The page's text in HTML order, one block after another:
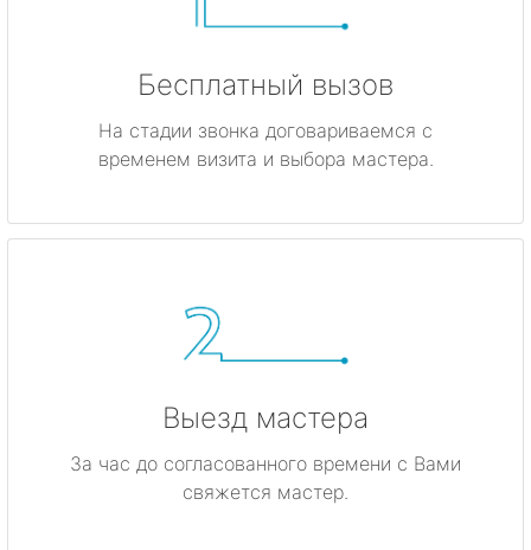
Бесплатный вызов
На стадии звонка договариваемся с
временем визита и выбора мастера.
Выезд мастера
За час до согласованного времени с Вами
свяжется мастер.